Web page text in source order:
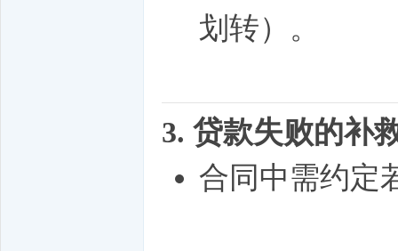
划转）。
3. 贷款失败的补
合同中需约定